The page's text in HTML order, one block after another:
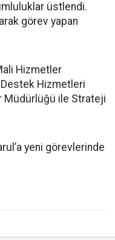
üstlendi.
görev yapan
Hizmetler
Hizmetleri
Müdürlüğü ile Strateji
yeni görevlerinde